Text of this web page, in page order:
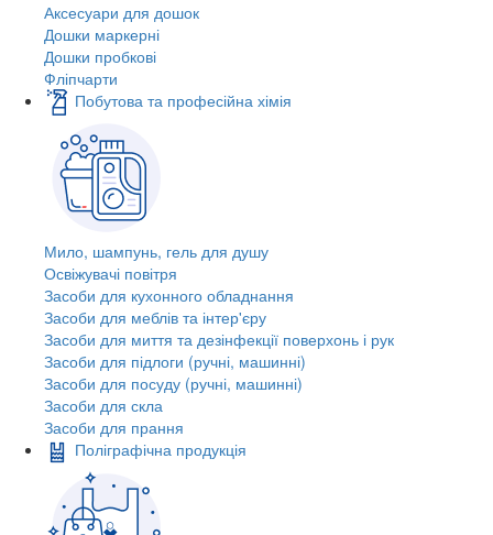
Аксесуари для дошок
Дошки маркерні
Дошки пробкові
Фліпчарти
Побутова та професійна хімія
Мило, шампунь, гель для душу
Освіжувачі повітря
Засоби для кухонного обладнання
Засоби для меблів та інтер'єру
Засоби для миття та дезінфекції поверхонь і рук
Засоби для підлоги (ручні, машинні)
Засоби для посуду (ручні, машинні)
Засоби для скла
Засоби для прання
Поліграфічна продукція